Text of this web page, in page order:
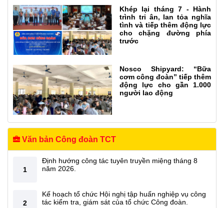
Khép lại tháng 7 - Hành
trình tri ân, lan tỏa nghĩa
tình và tiếp thêm động lực
cho chặng đường phía
trước
Nosco Shipyard: “Bữa
cơm công đoàn” tiếp thêm
động lực cho gần 1.000
người lao động
Văn bản Công đoàn TCT
1
Định hướng công tác tuyên truyền miệng tháng 8
năm 2026.
2
Kế hoạch tổ chức Hội nghị tập huấn nghiệp vụ công
tác kiểm tra, giám sát của tổ chức Công đoàn.